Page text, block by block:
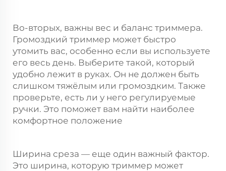
Во-вторых, важны вес и баланс триммера.
Громоздкий триммер может быстро
утомить вас, особенно если вы используете
его весь день. Выберите такой, который
удобно лежит в руках. Он не должен быть
слишком тяжёлым или громоздким. Также
проверьте, есть ли у него регулируемые
ручки. Это поможет вам найти наиболее
комфортное положение
Ширина среза — еще один важный фактор.
Это ширина, которую триммер может